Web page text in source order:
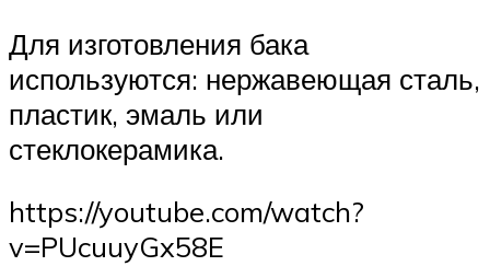
Для изготовления бака
используются: нержавеющая сталь,
пластик, эмаль или
стеклокерамика.
https://youtube.com/watch?
v=PUcuuyGx58E